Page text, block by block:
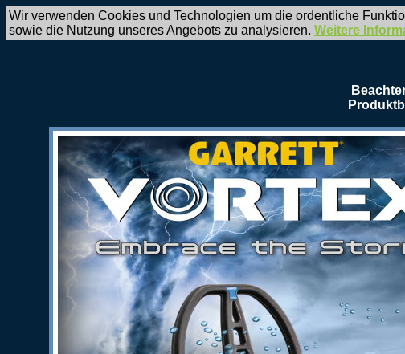
Wir verwenden Cookies und Technologien um die ordentliche
sowie die Nutzung unseres Angebots zu analysieren. Weitere